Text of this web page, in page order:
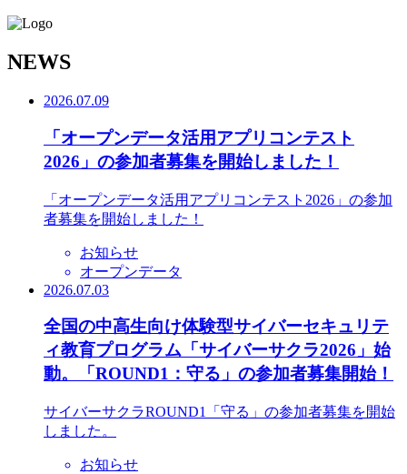
NEWS
2026.07.09
「オープンデータ活用アプリコンテスト
2026」の参加者募集を開始しました！
「オープンデータ活用アプリコンテスト2026」の参加
者募集を開始しました！
お知らせ
オープンデータ
2026.07.03
全国の中高生向け体験型サイバーセキュリテ
ィ教育プログラム「サイバーサクラ2026」始
動。「ROUND1：守る」の参加者募集開始！
サイバーサクラROUND1「守る」の参加者募集を開始
しました。
お知らせ